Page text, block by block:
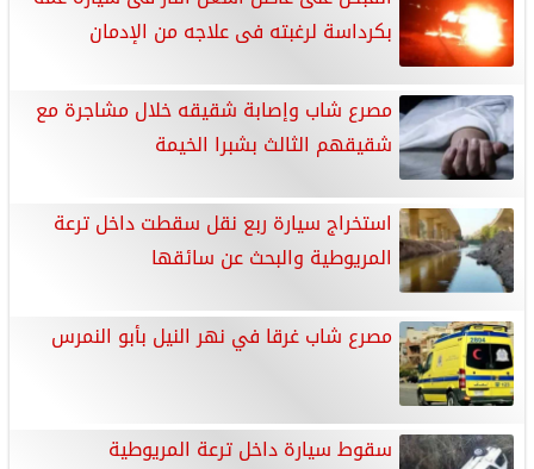
بكرداسة لرغبته فى علاجه من الإدمان
مصرع شاب وإصابة شقيقه خلال مشاجرة مع
شقيقهم الثالث بشبرا الخيمة
استخراج سيارة ربع نقل سقطت داخل ترعة
المريوطية والبحث عن سائقها
مصرع شاب غرقا في نهر النيل بأبو النمرس
سقوط سيارة داخل ترعة المريوطية